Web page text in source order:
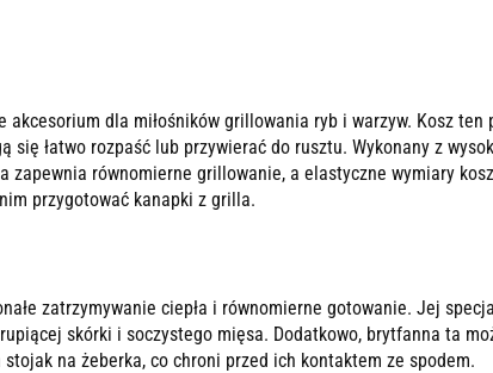
akcesorium dla miłośników grillowania ryb i warzyw. Kosz ten
się łatwo rozpaść lub przywierać do rusztu. Wykonany z
zapewnia równomierne grillowanie, a elastyczne wymiary
przygotować kanapki z grilla.
zatrzymywanie ciepła i równomierne gotowanie. Jej
skórki i soczystego mięsa. Dodatkowo, brytfanna ta
na żeberka, co chroni przed ich kontaktem ze spodem.